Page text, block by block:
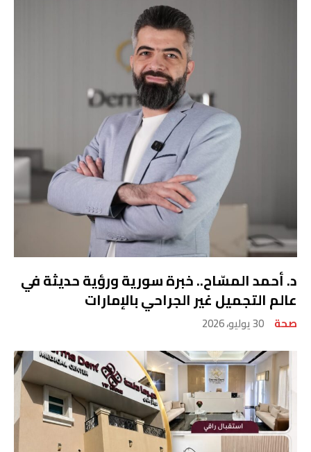
د. أحمد المسّاح.. خبرة سورية ورؤية حديثة في
عالم التجميل غير الجراحي بالإمارات
صحة 30 يوليو، 2026